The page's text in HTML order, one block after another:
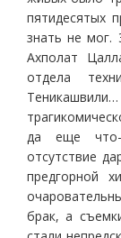
пятидесятых
знать не мог.
Ахполат
отдела
да еще что-
отсутствие
предгорной
брак, а